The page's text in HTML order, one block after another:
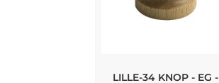
LILLE-34 KNOP - EG -